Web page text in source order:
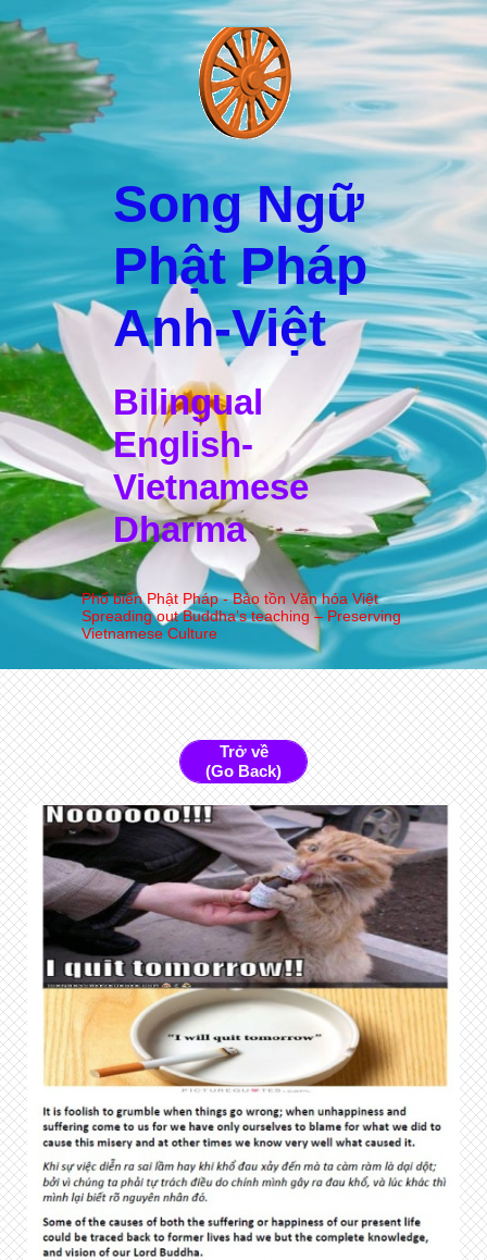
Song Ngữ
Phật Pháp
Anh-Việt
Bilingual
English-
Vietnamese
Dharma
Phổ biến Phật Pháp - Bảo tồn Văn hóa Việt
Spreading out Buddha’s teaching – Preserving
Vietnamese Culture
Trở về
(Go Back)